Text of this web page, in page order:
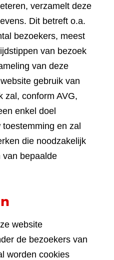
verzamelt deze
Dit betreft o.a.
bezoekers, meest
van bezoek
van deze
gebruik van
zal, conform AVG,
enkel doel
en zal
die noodzakelijk
van bepaalde
website
de bezoekers van
worden cookies